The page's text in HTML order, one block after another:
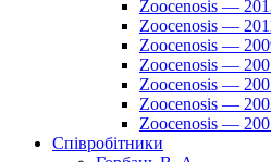
Zoocenosis —
Zoocenosis —
Zoocenosis —
Zoocenosis —
Zoocenosis —
Zoocenosis —
Zoocenosis —
Співробітники